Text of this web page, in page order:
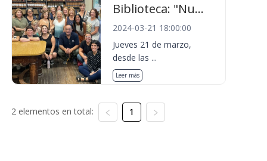
Biblioteca: "Nu...
2024-03-21 18:00:00
Jueves 21 de marzo,
desde las ...
Leer más
2 elementos en total: 1